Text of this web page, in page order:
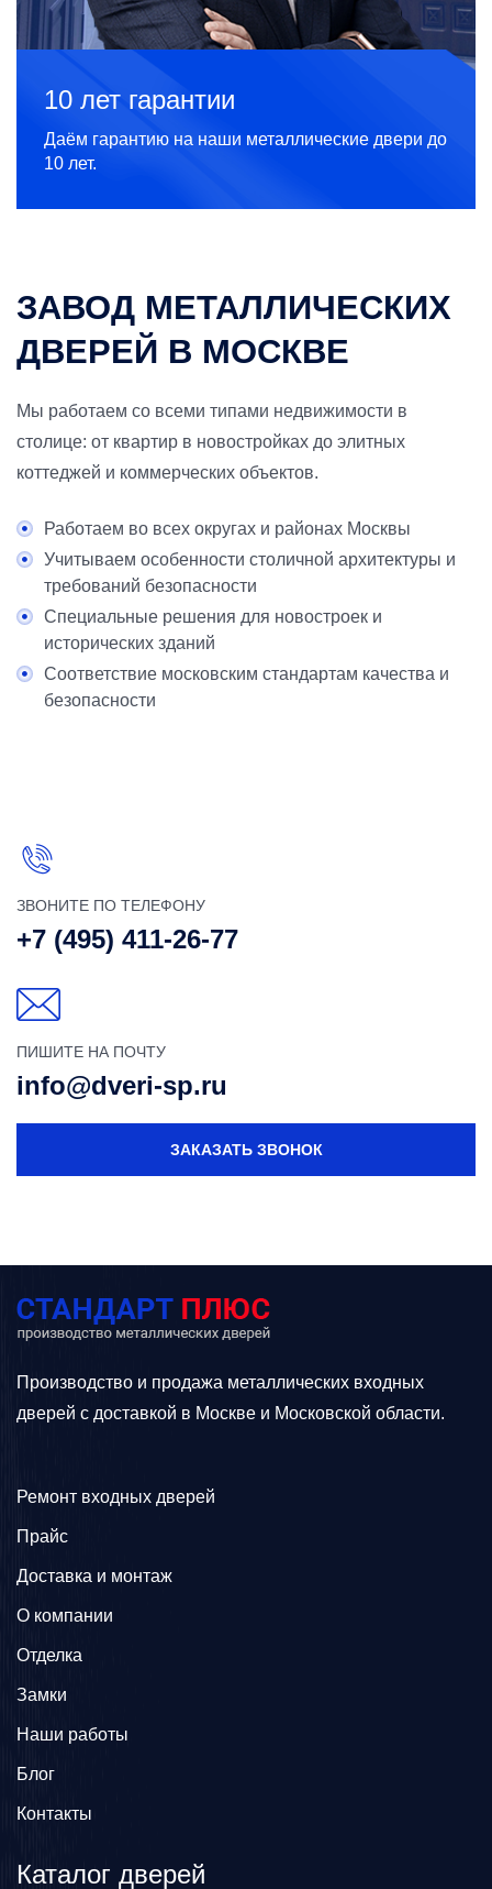
10 лет гарантии
Даём гарантию на наши металлические двери до
10 лет.
ЗАВОД МЕТАЛЛИЧЕСКИХ
ДВЕРЕЙ В МОСКВЕ
Мы работаем со всеми типами недвижимости в
столице: от квартир в новостройках до элитных
коттеджей и коммерческих объектов.
Работаем во всех округах и районах Москвы
Учитываем особенности столичной архитектуры и
требований безопасности
Специальные решения для новостроек и
исторических зданий
Соответствие московским стандартам качества и
безопасности
ЗВОНИТЕ ПО ТЕЛЕФОНУ
+7 (495) 411-26-77
ПИШИТЕ НА ПОЧТУ
info@dveri-sp.ru
ЗАКАЗАТЬ ЗВОНОК
Производство и продажа металлических входных
дверей с доставкой в Москве и Московской области.
Ремонт входных дверей
Прайс
Доставка и монтаж
О компании
Отделка
Замки
Наши работы
Блог
Контакты
Каталог дверей